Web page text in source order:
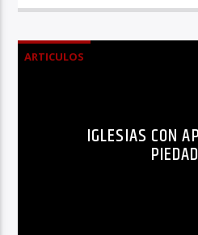
ARTICULOS
IGLESIAS CON